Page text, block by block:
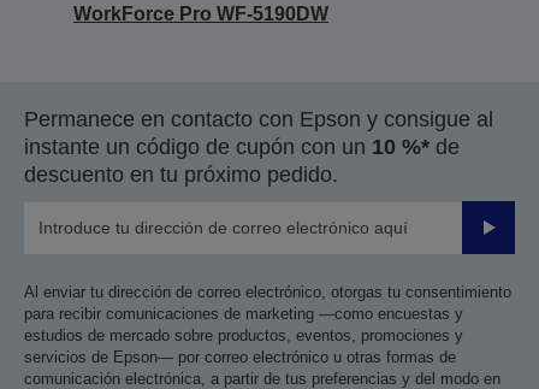
WorkForce Pro WF-5190DW
Permanece en contacto con Epson y consigue al
instante un código de cupón con un 10 %* de
descuento en tu próximo pedido.
Enviar
Al enviar tu dirección de correo electrónico, otorgas tu consentimiento
para recibir comunicaciones de marketing —como encuestas y
estudios de mercado sobre productos, eventos, promociones y
servicios de Epson— por correo electrónico u otras formas de
comunicación electrónica, a partir de tus preferencias y del modo en